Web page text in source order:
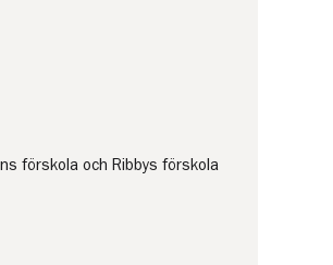
förskola och Ribbys förskola